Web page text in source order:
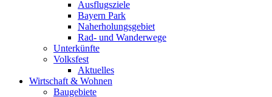
Ausflugsziele
Bayern Park
Naherholungsgebiet
Rad- und Wanderwege
Unterkünfte
Volksfest
Aktuelles
Wirtschaft & Wohnen
Baugebiete